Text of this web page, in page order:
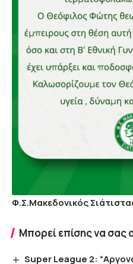
Φ.Σ.Μακεδονικός
Μπορεί επίσης να σας
Super League 2: